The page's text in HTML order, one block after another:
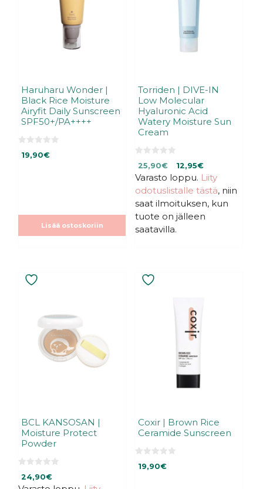
Haruharu Wonder |
Black Rice Moisture
Airyfit Daily Sunscreen
SPF50+/PA++++
19,90€
Lisää ostoskoriin
Torriden | DIVE-IN
Low Molecular
Hyaluronic Acid
Watery Moisture Sun
Cream
5
:
s
t
Alkuperäinen
hinta
oli:
25,90€.
25,90€Nykyinen
hinta
on:
25,90€.
12,95€
Varasto loppu. Liity
odotuslistalle tästä, niin
saat ilmoituksen, kun
tuote on jälleen
saatavilla.
BCL KANSOSAN |
Moisture Protect
Powder
5
:
24,90€
Coxir | Brown Rice
Ceramide Sunscreen
19,90€